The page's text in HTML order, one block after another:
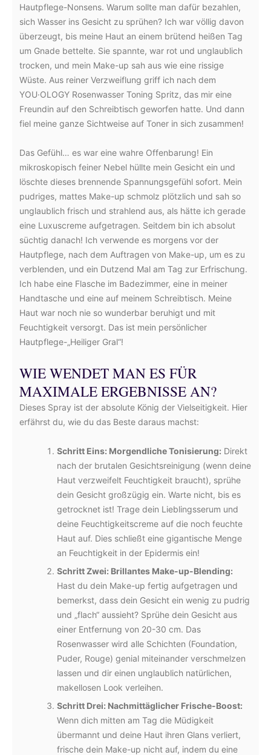
Hautpflege-Nonsens. Warum sollte man dafür bezahlen,
sich Wasser ins Gesicht zu sprühen? Ich war völlig davon
überzeugt, bis meine Haut an einem brütend heißen Tag
um Gnade bettelte. Sie spannte, war rot und unglaublich
trocken, und mein Make-up sah aus wie eine rissige
Wüste. Aus reiner Verzweiflung griff ich nach dem
YOU·OLOGY Rosenwasser Toning Spritz, das mir eine
Freundin auf den Schreibtisch geworfen hatte. Und dann
fiel meine ganze Sichtweise auf Toner in sich zusammen!
Das Gefühl… es war eine wahre Offenbarung! Ein
mikroskopisch feiner Nebel hüllte mein Gesicht ein und
löschte dieses brennende Spannungsgefühl sofort. Mein
pudriges, mattes Make-up schmolz plötzlich und sah so
unglaublich frisch und strahlend aus, als hätte ich gerade
eine Luxuscreme aufgetragen. Seitdem bin ich absolut
süchtig danach! Ich verwende es morgens vor der
Hautpflege, nach dem Auftragen von Make-up, um es zu
verblenden, und ein Dutzend Mal am Tag zur Erfrischung.
Ich habe eine Flasche im Badezimmer, eine in meiner
Handtasche und eine auf meinem Schreibtisch. Meine
Haut war noch nie so wunderbar beruhigt und mit
Feuchtigkeit versorgt. Das ist mein persönlicher
Hautpflege-„Heiliger Gral“!
WIE WENDET MAN ES FÜR
MAXIMALE ERGEBNISSE AN?
Dieses Spray ist der absolute König der Vielseitigkeit. Hier
erfährst du, wie du das Beste daraus machst:
Schritt Eins: Morgendliche Tonisierung: Direkt
nach der brutalen Gesichtsreinigung (wenn deine
Haut verzweifelt Feuchtigkeit braucht), sprühe
dein Gesicht großzügig ein. Warte nicht, bis es
getrocknet ist! Trage dein Lieblingsserum und
deine Feuchtigkeitscreme auf die noch feuchte
Haut auf. Dies schließt eine gigantische Menge
an Feuchtigkeit in der Epidermis ein!
Schritt Zwei: Brillantes Make-up-Blending:
Hast du dein Make-up fertig aufgetragen und
bemerkst, dass dein Gesicht ein wenig zu pudrig
und „flach“ aussieht? Sprühe dein Gesicht aus
einer Entfernung von 20-30 cm. Das
Rosenwasser wird alle Schichten (Foundation,
Puder, Rouge) genial miteinander verschmelzen
lassen und dir einen unglaublich natürlichen,
makellosen Look verleihen.
Schritt Drei: Nachmittäglicher Frische-Boost:
Wenn dich mitten am Tag die Müdigkeit
übermannt und deine Haut ihren Glans verliert,
frische dein Make-up nicht auf, indem du eine